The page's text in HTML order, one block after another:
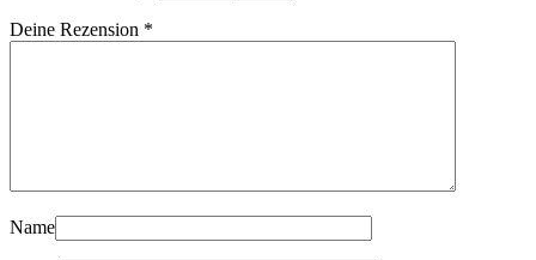
Deine Rezension *
Name